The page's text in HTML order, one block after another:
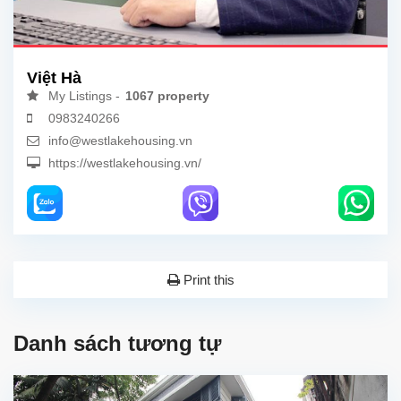
Việt Hà
My Listings - 1067 property
0983240266
info@westlakehousing.vn
https://westlakehousing.vn/
Print this
Danh sách tương tự